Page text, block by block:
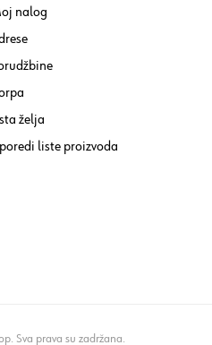
nalog
želja
liste proizvoda
Sva prava su zadržana.